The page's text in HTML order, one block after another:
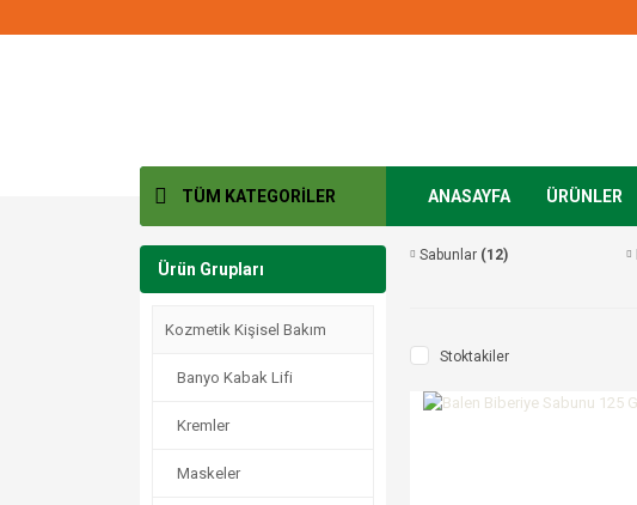
TÜM KATEGORİLER ANASAYFA ÜRÜNLER
Ürün Grupları
Kozmetik Kişisel Bakım
Banyo Kabak Lifi
Kremler
Maskeler
Sabunlar (12)
Stoktakiler